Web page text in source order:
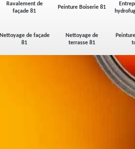
Ravalement de
façade 81
Peinture Boiserie 81
Nettoyage de façade
81
Nettoyage de
terrasse 81